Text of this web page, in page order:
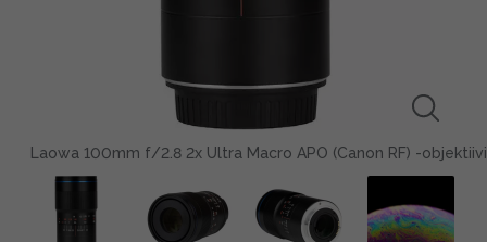
Laowa 100mm f/2.8 2x Ultra Macro APO (Canon RF) -objektiivi